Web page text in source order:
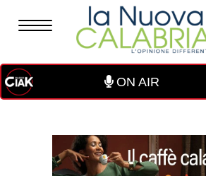
ON AIR